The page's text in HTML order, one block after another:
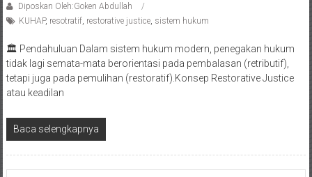
Diposkan Oleh:Goken Abdullah
KUHAP, resotratif, restorative justice, sistem hukum
🏛️ Pendahuluan Dalam sistem hukum modern, penegakan hukum
tidak lagi semata-mata berorientasi pada pembalasan (retributif),
tetapi juga pada pemulihan (restoratif).Konsep Restorative Justice
atau keadilan
Baca selengkapnya